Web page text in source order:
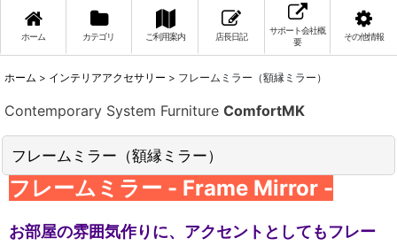
ホーム カテゴリ ご利用案内 店長日記
サポート会社概
要
その他情報
ホーム > インテリアアクセサリー > フレームミラー（額縁ミラー）
Contemporary System Furniture ComfortMK
フレームミラー（額縁ミラー）
フレームミラー - Frame Mirror -
お部屋の雰囲気作りに、アクセントとしてもフレー